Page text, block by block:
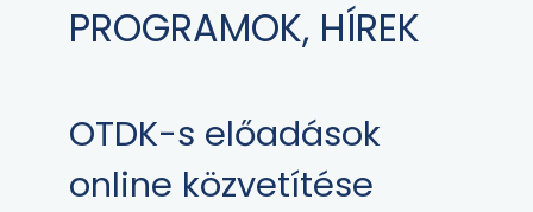
PROGRAMOK, HÍREK
OTDK-s előadások
online közvetítése